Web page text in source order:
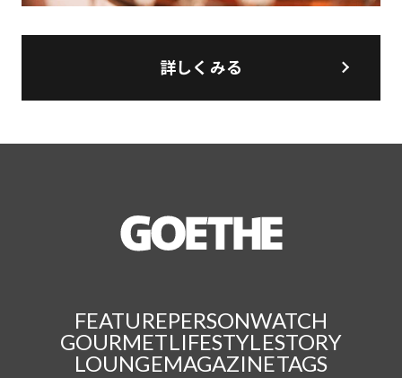
詳しくみる
FEATUREPERSONWATCH
GOURMETLIFESTYLESTORY
LOUNGEMAGAZINETAGS